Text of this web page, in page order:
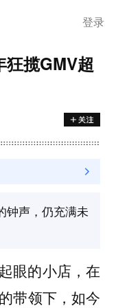
登录
狂揽GMV超
钟声，仍充满未
眼的小店，在
带领下，如今